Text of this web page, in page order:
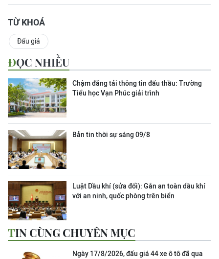
TỪ KHOÁ
Đấu giá
ĐỌC NHIỀU
Chậm đăng tải thông tin đấu thầu: Trường
Tiểu học Vạn Phúc giải trình
Bản tin thời sự sáng 09/8
Luật Dầu khí (sửa đổi): Gắn an toàn dầu khí
với an ninh, quốc phòng trên biển
TIN CÙNG CHUYÊN MỤC
Ngày 17/8/2026, đấu giá 44 xe ô tô đã qua